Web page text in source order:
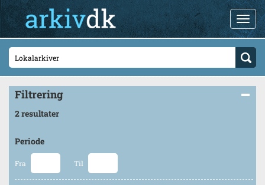
Filtrering
2 resultater
Periode
Fra Til